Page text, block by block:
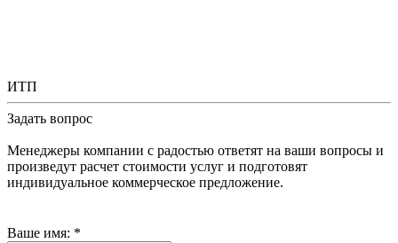
ИТП
Задать вопрос
Менеджеры компании с радостью ответят на ваши вопросы и
произведут расчет стоимости услуг и подготовят
индивидуальное коммерческое предложение.
Ваше имя: *